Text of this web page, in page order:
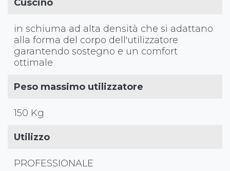
Cuscino
in schiuma ad alta densità che si adattano
alla forma del corpo dell'utilizzatore
garantendo sostegno e un comfort
ottimale
Peso massimo utilizzatore
150 Kg
Utilizzo
PROFESSIONALE